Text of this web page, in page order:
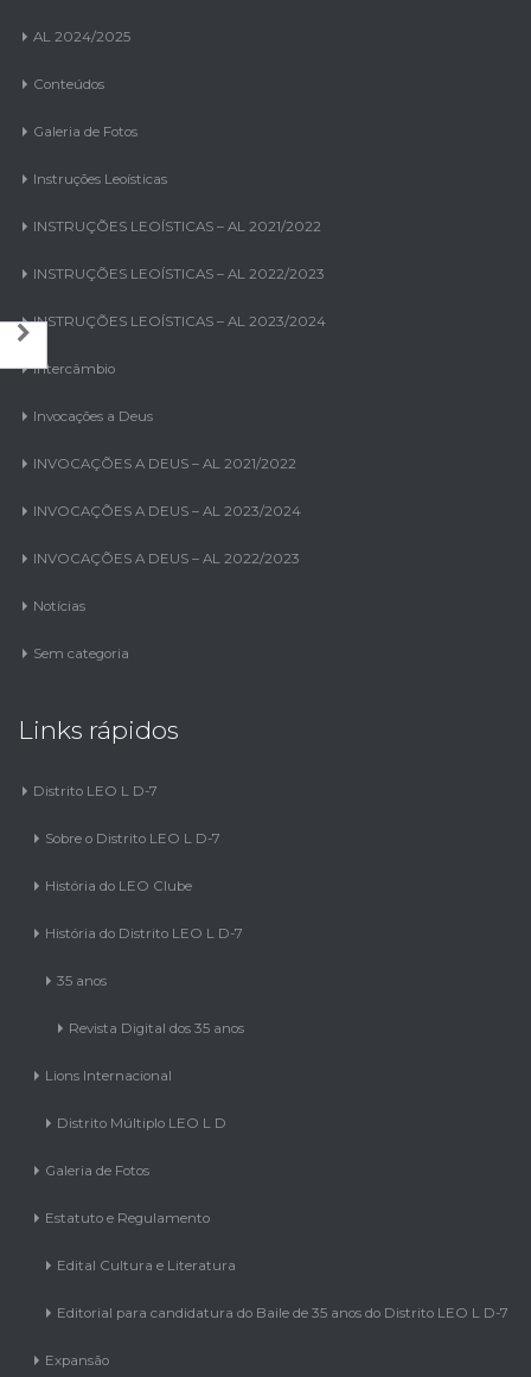
AL 2024/2025
Conteúdos
Galeria de Fotos
Instruções Leoísticas
INSTRUÇÕES LEOÍSTICAS – AL 2021/2022
INSTRUÇÕES LEOÍSTICAS – AL 2022/2023
INSTRUÇÕES LEOÍSTICAS – AL 2023/2024
Intercâmbio
Invocações a Deus
INVOCAÇÕES A DEUS – AL 2021/2022
INVOCAÇÕES A DEUS – AL 2023/2024
INVOCAÇÕES A DEUS – AL 2022/2023
Notícias
Sem categoria
Links rápidos
Distrito LEO L D-7
Sobre o Distrito LEO L D-7
História do LEO Clube
História do Distrito LEO L D-7
35 anos
Revista Digital dos 35 anos
Lions Internacional
Distrito Múltiplo LEO L D
Galeria de Fotos
Estatuto e Regulamento
Edital Cultura e Literatura
Editorial para candidatura do Baile de 35 anos do Distrito LEO L D-7
Expansão